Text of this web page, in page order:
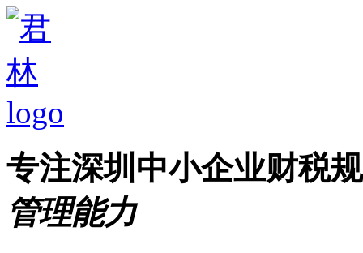
专注深圳中小企业财税
管理能力